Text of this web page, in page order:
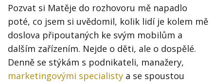
Pozvat si Matěje do rozhovoru mě napadlo
poté, co jsem si uvědomil, kolik lidí je kolem mě
doslova připoutaných ke svým mobilům a
dalším zařízením. Nejde o děti, ale o dospělé.
Denně se stýkám s podnikateli, manažery,
marketingovými specialisty a se spoustou